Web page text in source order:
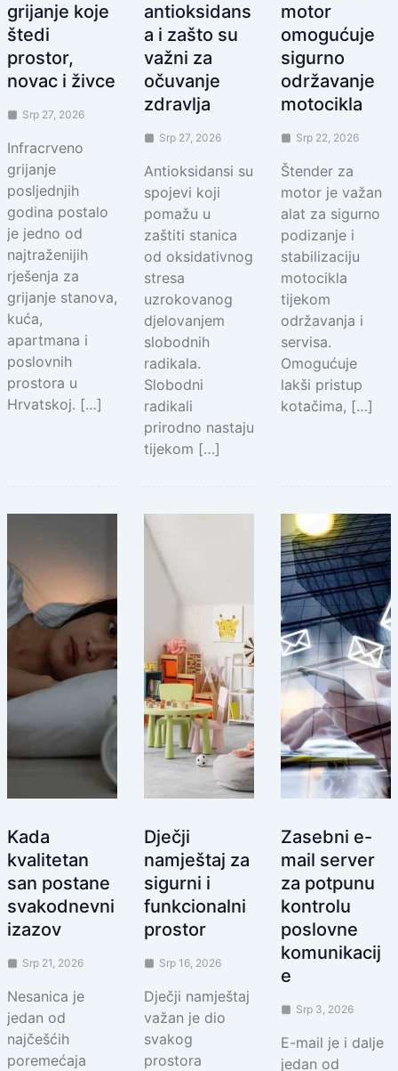
grijanje koje
štedi
prostor,
novac i živce
Srp 27, 2026
Infracrveno
grijanje
posljednjih
godina postalo
je jedno od
najtraženijih
rješenja za
grijanje stanova,
kuća,
apartmana i
poslovnih
prostora u
Hrvatskoj. […]
antioksidans
a i zašto su
važni za
očuvanje
zdravlja
Srp 27, 2026
Antioksidansi su
spojevi koji
pomažu u
zaštiti stanica
od oksidativnog
stresa
uzrokovanog
djelovanjem
slobodnih
radikala.
Slobodni
radikali
prirodno nastaju
tijekom […]
motor
omogućuje
sigurno
održavanje
motocikla
Srp 22, 2026
Štender za
motor je važan
alat za sigurno
podizanje i
stabilizaciju
motocikla
tijekom
održavanja i
servisa.
Omogućuje
lakši pristup
kotačima, […]
Kada
kvalitetan
san postane
svakodnevni
izazov
Srp 21, 2026
Nesanica je
jedan od
najčešćih
poremećaja
Dječji
namještaj za
sigurni i
funkcionalni
prostor
Srp 16, 2026
Dječji namještaj
važan je dio
svakog
prostora
Zasebni e-
mail server
za potpunu
kontrolu
poslovne
komunikacij
e
Srp 3, 2026
E-mail je i dalje
jedan od